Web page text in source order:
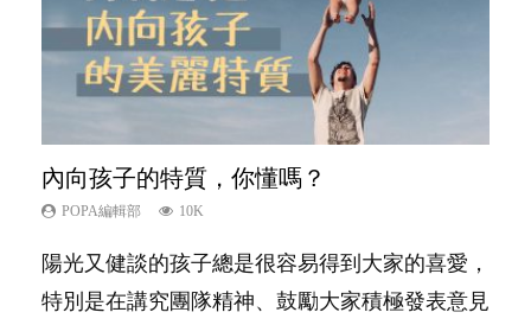
內向孩子的特質，你懂嗎？
POPA編輯部 10K
陽光又健談的孩子總是很容易得到大家的喜愛，
特別是在講究團隊精神、鼓勵大家積極發表意見
夫妻必看！經營婚姻，沒捷徑
POPA編輯部 22.9K
你是不是也曾經以為只要跟相愛的人結婚，就自
然能走到白頭，但生了孩子卻發現事情不如你所
新手父母不用怕
POPA編輯部 16.3K
相信許多人初為人父母，由懷孕開始到孩子呱呱
落地，心中都有數之不盡的問題～這裡一次過集
想孩子學好外語，點做好？
POPA編輯部 9.9K
有人話學多種語言越早開始越好，有人卻說一時
間太多語言，會令孩子感到混淆，到底誰是誰
孩子能力天注定？
POPA編輯部 7.9K
很多父母都希望孩子係個「叻仔叻女」，學業別
太差，日常自理井井有條。這樣的孩子是萬中無